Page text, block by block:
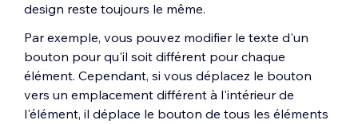
design reste toujours le même.
Par exemple, vous pouvez modifier le texte d'un
bouton pour qu'il soit différent pour chaque
élément. Cependant, si vous déplacez le bouton
vers un emplacement différent à l'intérieur de
l'élément, il déplace le bouton de tous les éléments